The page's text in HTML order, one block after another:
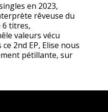
en 2023,
rêveuse du
6 titres,
valeurs vécu
2nd EP, Elise nous
pétillante, sur